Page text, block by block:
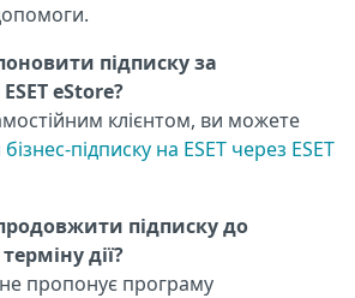
підписку за
eStore?
клієнтом, ви можете
підписку на ESET через ESET
підписку до
дії?
не пропонує програму